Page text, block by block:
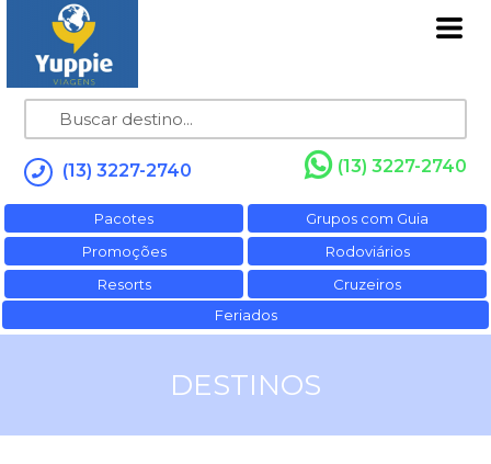
(13) 3227-2740 (13) 3227-2740
Pacotes
Grupos com Guia
Promoções
Rodoviários
Resorts
Cruzeiros
Feriados
DESTINOS